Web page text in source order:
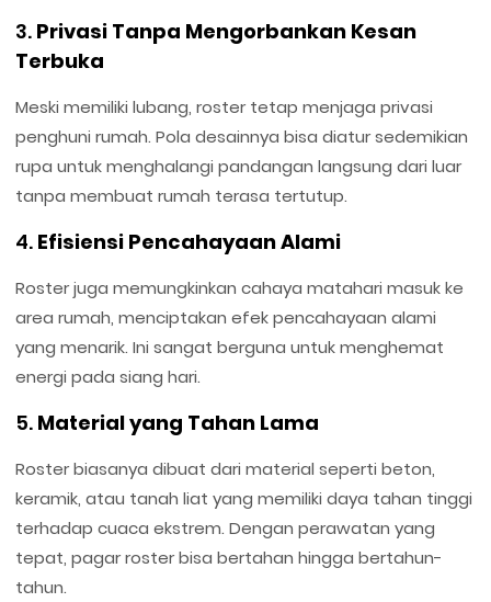
3. Privasi Tanpa Mengorbankan Kesan
Terbuka
Meski memiliki lubang, roster tetap menjaga privasi
penghuni rumah. Pola desainnya bisa diatur sedemikian
rupa untuk menghalangi pandangan langsung dari luar
tanpa membuat rumah terasa tertutup.
4. Efisiensi Pencahayaan Alami
Roster juga memungkinkan cahaya matahari masuk ke
area rumah, menciptakan efek pencahayaan alami
yang menarik. Ini sangat berguna untuk menghemat
energi pada siang hari.
5. Material yang Tahan Lama
Roster biasanya dibuat dari material seperti beton,
keramik, atau tanah liat yang memiliki daya tahan tinggi
terhadap cuaca ekstrem. Dengan perawatan yang
tepat, pagar roster bisa bertahan hingga bertahun-
tahun.